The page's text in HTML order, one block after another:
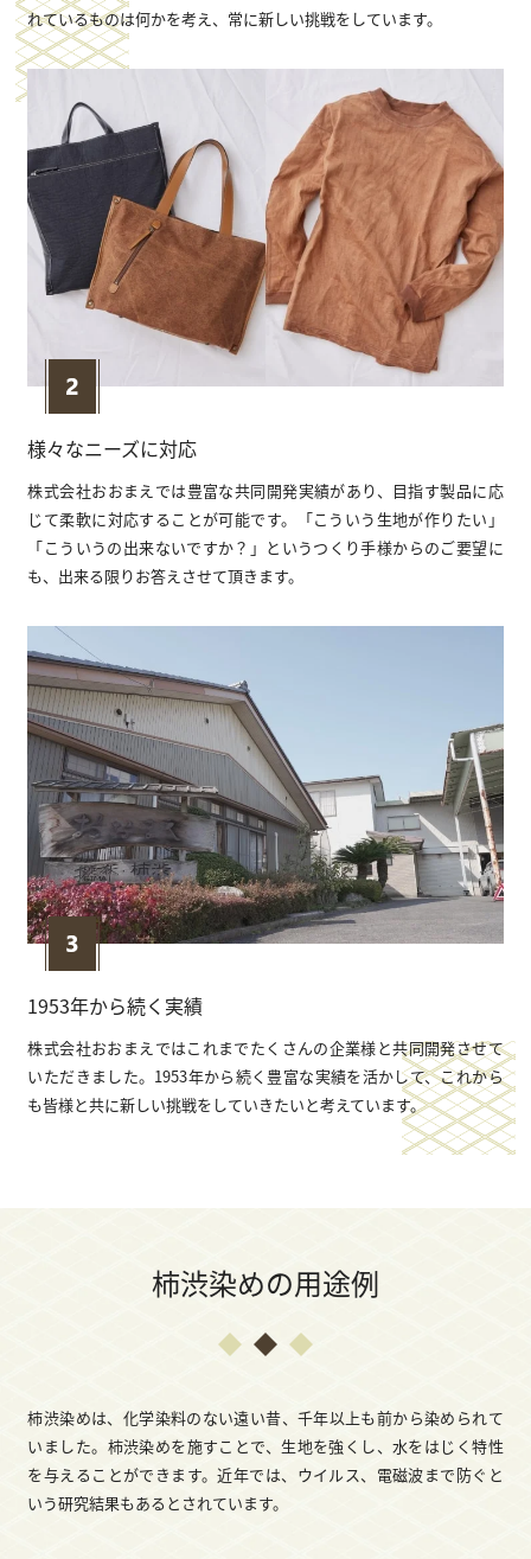
れているものは何かを考え、常に新しい挑戦をしています。
様々なニーズに対応
株式会社おおまえでは豊富な共同開発実績があり、⽬指す製品に応
じて柔軟に対応することが可能です。「こういう⽣地が作りたい」
「こういうの出来ないですか？」というつくり⼿様からのご要望に
も、出来る限りお答えさせて頂きます。
1953年から続く実績
株式会社おおまえではこれまでたくさんの企業様と共同開発させて
いただきました。1953年から続く豊富な実績を活かして、これから
も皆様と共に新しい挑戦をしていきたいと考えています。
柿渋染めの用途例
柿渋染めは、化学染料のない遠い昔、千年以上も前から染められて
いました。柿渋染めを施すことで、⽣地を強くし、⽔をはじく特性
を与えることができます。近年では、ウイルス、電磁波まで防ぐと
いう研究結果もあるとされています。